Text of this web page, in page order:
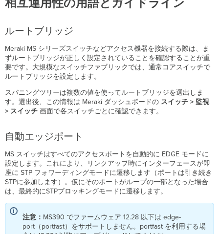
相互運用性の用語とガイドライン
ルートブリッジ
Meraki MS シリーズスイッチなどアクセス機器を接続する際は、ま
ずルートブリッジが正しく設定されていることを確認することが重
要です。大規模なスイッチファブリックでは、通常コアスイッチで
ルートブリッジを設定します。
スパニングツリーは複数の値を使ってルートブリッジを選出しま
す。選出後、この情報は Meraki ダッシュボードの スイッチ > 監視
> スイッチ 画面で各スイッチごとに確認できます。
自動エッジポート
MS スイッチはすべてのアクセスポートを自動的に EDGE モードに
設定します。これにより、リンクアップ時にインターフェースが即
座に STP フォワーディングモードに遷移します（ポートは引き続き
STPに参加します）。仮にそのポートがループの一部となった場合
は、最終的にSTPブロッキングモードに遷移します。
注意： MS390 でファームウェア 12.28 以下は edge-
port（portfast）をサポートしません。portfast を利用する場